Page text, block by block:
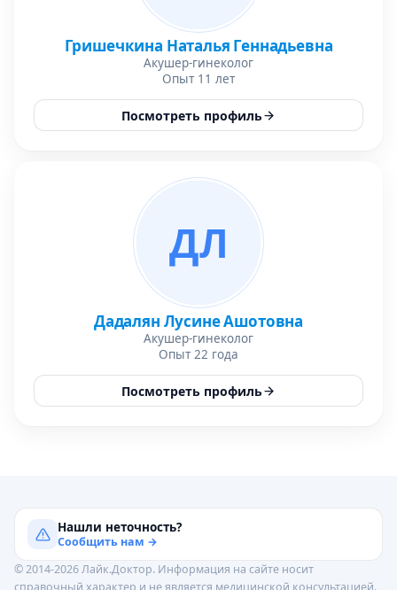
Гришечкина Наталья Геннадьевна
Акушер-гинеколог
Опыт 11 лет
Посмотреть профиль
ДЛ
Дадалян Лусине Ашотовна
Акушер-гинеколог
Опыт 22 года
Посмотреть профиль
Нашли неточность?
Сообщить нам →
© 2014-2026 Лайк.Доктор. Информация на сайте носит
справочный характер и не является медицинской консультацией.